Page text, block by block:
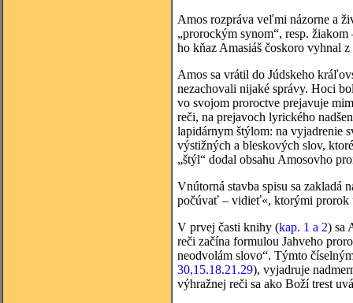
Amos rozpráva veľmi názorne a
„prorockým synom“, resp.
ho kňaz Amasiáš čoskoro vyhnal
Amos sa vrátil do Júdskeho
nezachovali nijaké správy. Hoci
vo svojom proroctve prejavuje
reči, na prejavoch lyrického
lapidárnym štýlom: na vyjadrenie
výstižných a bleskových slov,
„štýl“ dodal obsahu Amosovho
Vnútorná stavba spisu sa
počúvať – vidieť«, ktorými prorok
V prvej časti knihy (kap. 1 a 2) sa
reči začína formulou Jahveho
neodvolám slovo“. Týmto
30,15.18.21.29), vyjadruje
výhražnej reči sa ako Boží trest